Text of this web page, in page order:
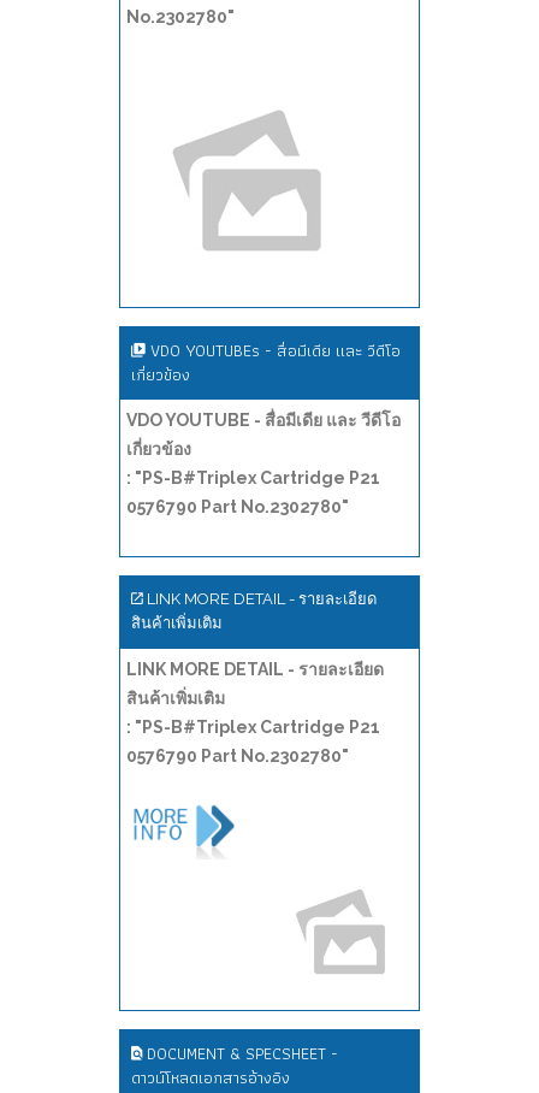
No.2302780"
VDO YOUTUBEs - สื่อมีเดีย และ วีดีโอ
เกี่ยวข้อง
VDO YOUTUBE - สื่อมีเดีย และ วีดีโอ
เกี่ยวข้อง
: "PS-B#Triplex Cartridge P21
0576790 Part No.2302780"
LINK MORE DETAIL - รายละเอียด
สินค้าเพิ่มเติม
LINK MORE DETAIL - รายละเอียด
สินค้าเพิ่มเติม
: "PS-B#Triplex Cartridge P21
0576790 Part No.2302780"
DOCUMENT & SPECSHEET -
ดาวน์โหลดเอกสารอ้างอิง